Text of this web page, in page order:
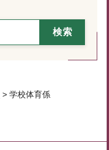
> 学校体育係